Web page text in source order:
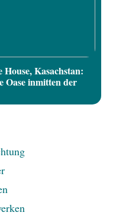
House, Kasachstan:
Oase inmitten der